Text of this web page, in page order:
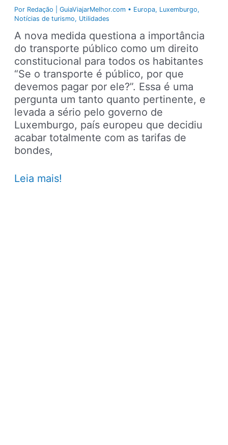
Por Redação | GuiaViajarMelhor.com • Europa, Luxemburgo,
Notícias de turismo, Utilidades
A nova medida questiona a importância
do transporte público como um direito
constitucional para todos os habitantes
“Se o transporte é público, por que
devemos pagar por ele?”. Essa é uma
pergunta um tanto quanto pertinente, e
levada a sério pelo governo de
Luxemburgo, país europeu que decidiu
acabar totalmente com as tarifas de
bondes,
Governo
Leia mais!